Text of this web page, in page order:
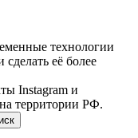
технологии
её более
Instagram и
территории РФ.